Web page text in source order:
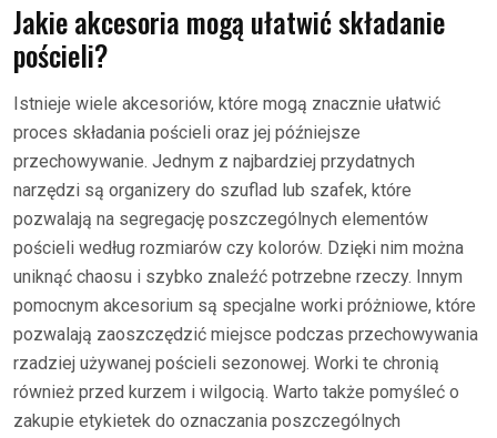
Jakie akcesoria mogą ułatwić składanie
pościeli?
Istnieje wiele akcesoriów, które mogą znacznie ułatwić
proces składania pościeli oraz jej późniejsze
przechowywanie. Jednym z najbardziej przydatnych
narzędzi są organizery do szuflad lub szafek, które
pozwalają na segregację poszczególnych elementów
pościeli według rozmiarów czy kolorów. Dzięki nim można
uniknąć chaosu i szybko znaleźć potrzebne rzeczy. Innym
pomocnym akcesorium są specjalne worki próżniowe, które
pozwalają zaoszczędzić miejsce podczas przechowywania
rzadziej używanej pościeli sezonowej. Worki te chronią
również przed kurzem i wilgocią. Warto także pomyśleć o
zakupie etykietek do oznaczania poszczególnych